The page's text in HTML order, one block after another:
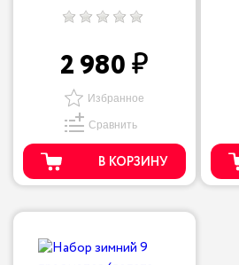
2 980
Избранное
Сравнить
В КОРЗИНУ